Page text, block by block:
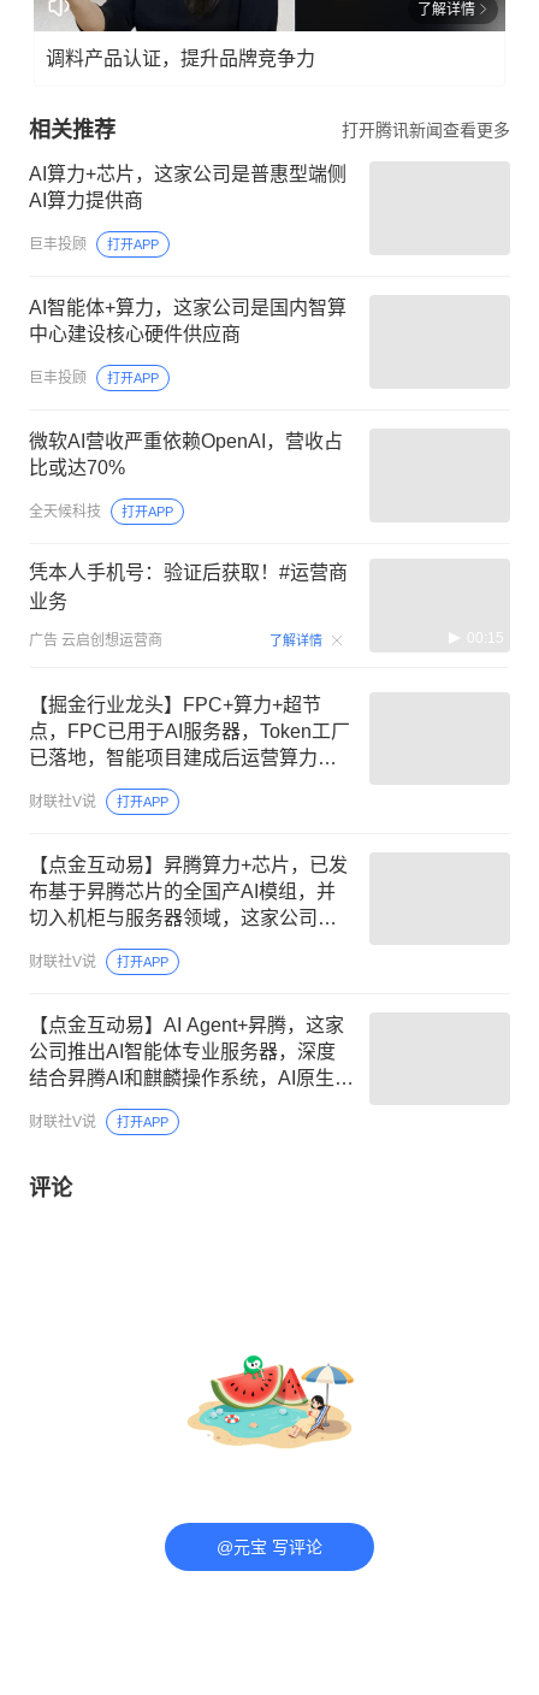
了解详情
调料产品认证，提升品牌竞争力
相关推荐 打开腾讯新闻查看更多
AI算力+芯片，这家公司是普惠型端侧
AI算力提供商
巨丰投顾 打开APP
AI智能体+算力，这家公司是国内智算
中心建设核心硬件供应商
巨丰投顾 打开APP
微软AI营收严重依赖OpenAI，营收占
比或达70%
全天候科技 打开APP
凭本人手机号：验证后获取！#运营商
业务
广告 云启创想运营商 了解详情 00:15
【掘金行业龙头】FPC+算力+超节
点，FPC已用于AI服务器，Token工厂
已落地，智能项目建成后运营算力不
少于4万P，这家公司布局并成功研发
国产超节点系统
财联社V说 打开APP
【点金互动易】昇腾算力+芯片，已发
布基于昇腾芯片的全国产AI模组，并
切入机柜与服务器领域，这家公司第
一代智能无线电基带芯片已在无人装
备应用
财联社V说 打开APP
【点金互动易】AI Agent+昇腾，这家
公司推出AI智能体专业服务器，深度
结合昇腾AI和麒麟操作系统，AI原生与
国产化深度融合赋能400+金融机构
财联社V说 打开APP
评论
@元宝 写评论